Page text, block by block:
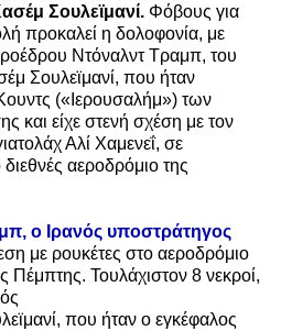
Σουλεϊμανί. Φόβους για
προκαλεί η δολοφονία, με
Ντόναλντ Τραμπ, του
Σουλεϊμανί, που ήταν
(«Ιερουσαλήμ») των
είχε στενή σχέση με τον
Αλί Χαμενεΐ, σε
αεροδρόμιο της
ο Iρανός υποστράτηγος
με ρουκέτες στο αεροδρόμιο
Πέμπτης. Τουλάχιστον 8 νεκροί,
που ήταν ο εγκέφαλος